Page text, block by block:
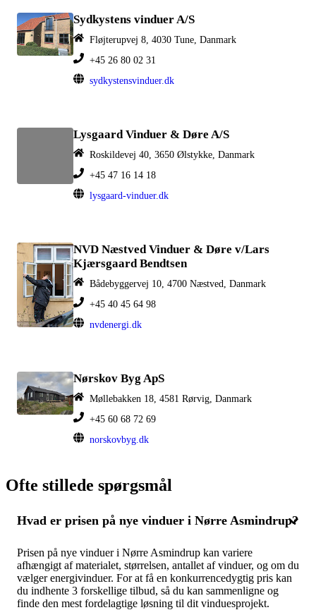
Sydkystens vinduer A/S
Fløjterupvej 8, 4030 Tune, Danmark
+45 26 80 02 31
sydkystensvinduer.dk
Lysgaard Vinduer & Døre A/S
Roskildevej 40, 3650 Ølstykke, Danmark
+45 47 16 14 18
lysgaard-vinduer.dk
NVD Næstved Vinduer & Døre v/Lars
Kjærsgaard Bendtsen
Bådebyggervej 10, 4700 Næstved, Danmark
+45 40 45 64 98
nvdenergi.dk
Nørskov Byg ApS
Møllebakken 18, 4581 Rørvig, Danmark
+45 60 68 72 69
norskovbyg.dk
Ofte stillede spørgsmål
Hvad er prisen på nye vinduer i Nørre Asmindrup?
Prisen på nye vinduer i Nørre Asmindrup kan variere
afhængigt af materialet, størrelsen, antallet af vinduer, og om du
vælger energivinduer. For at få en konkurrencedygtig pris kan
du indhente 3 forskellige tilbud, så du kan sammenligne og
finde den mest fordelagtige løsning til dit vinduesprojekt.